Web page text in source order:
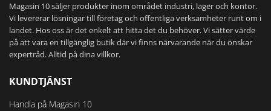
Magasin 10 säljer produkter inom området industri, lager och kontor.
Vi levererar lösningar till företag och offentliga verksamheter runt om i
landet. Hos oss är det enkelt att hitta det du behöver. Vi sätter värde
på att vara en tillgänglig butik där vi finns närvarande när du önskar
expertråd. Alltid på dina villkor.
KUNDTJÄNST
Handla på Magasin 10